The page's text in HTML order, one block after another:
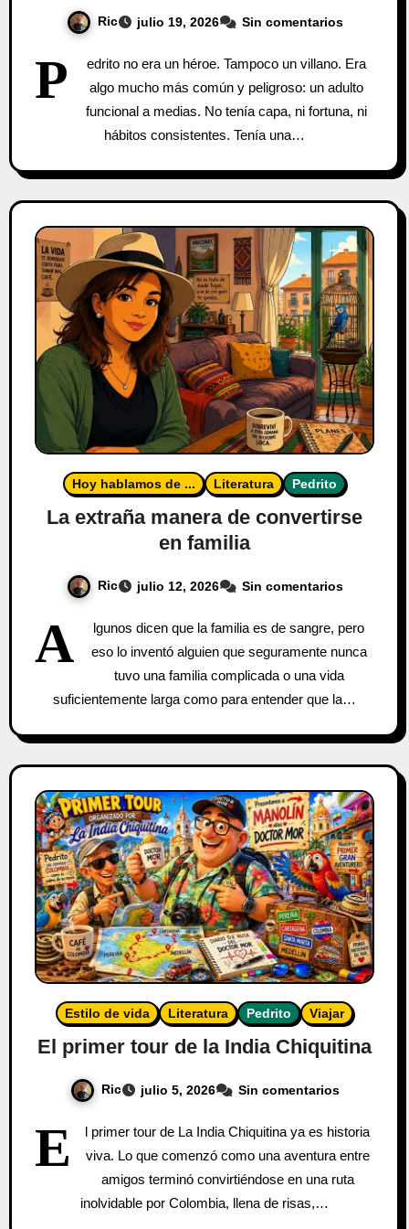
Ric julio 19, 2026 Sin comentarios
P
edrito no era un héroe. Tampoco un villano. Era
algo mucho más común y peligroso: un adulto
funcional a medias. No tenía capa, ni fortuna, ni
hábitos consistentes. Tenía una…
Hoy hablamos de ... Literatura Pedrito
La extraña manera de convertirse
en familia
Ric julio 12, 2026 Sin comentarios
A
lgunos dicen que la familia es de sangre, pero
eso lo inventó alguien que seguramente nunca
tuvo una familia complicada o una vida
suficientemente larga como para entender que la…
Estilo de vida Literatura Pedrito Viajar
El primer tour de la India Chiquitina
Ric julio 5, 2026 Sin comentarios
E
l primer tour de La India Chiquitina ya es historia
viva. Lo que comenzó como una aventura entre
amigos terminó convirtiéndose en una ruta
inolvidable por Colombia, llena de risas,…